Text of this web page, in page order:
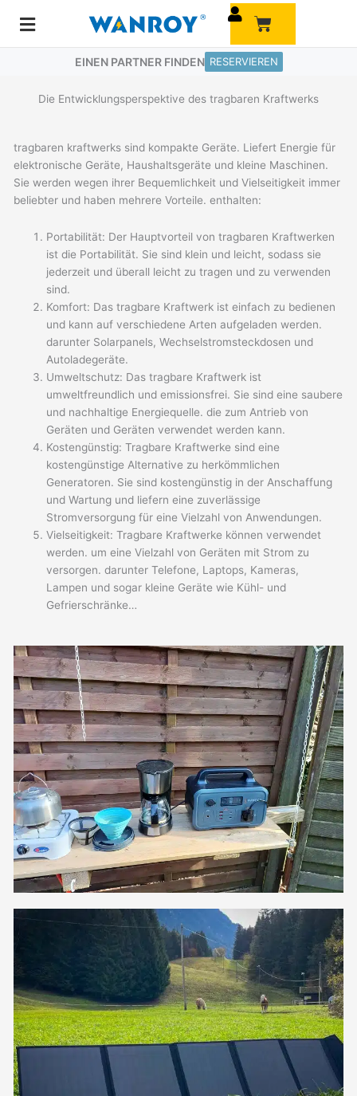
Inhalt
Warenkorb
EINEN PARTNER FINDEN RESERVIEREN
Die Entwicklungsperspektive des tragbaren Kraftwerks
tragbaren kraftwerks sind kompakte Geräte. Liefert Energie für
elektronische Geräte, Haushaltsgeräte und kleine Maschinen.
Sie werden wegen ihrer Bequemlichkeit und Vielseitigkeit immer
beliebter und haben mehrere Vorteile. enthalten:
Portabilität: Der Hauptvorteil von tragbaren Kraftwerken
ist die Portabilität. Sie sind klein und leicht, sodass sie
jederzeit und überall leicht zu tragen und zu verwenden
sind.
Komfort: Das tragbare Kraftwerk ist einfach zu bedienen
und kann auf verschiedene Arten aufgeladen werden.
darunter Solarpanels, Wechselstromsteckdosen und
Autoladegeräte.
Umweltschutz: Das tragbare Kraftwerk ist
umweltfreundlich und emissionsfrei. Sie sind eine saubere
und nachhaltige Energiequelle. die zum Antrieb von
Geräten und Geräten verwendet werden kann.
Kostengünstig: Tragbare Kraftwerke sind eine
kostengünstige Alternative zu herkömmlichen
Generatoren. Sie sind kostengünstig in der Anschaffung
und Wartung und liefern eine zuverlässige
Stromversorgung für eine Vielzahl von Anwendungen.
Vielseitigkeit: Tragbare Kraftwerke können verwendet
werden. um eine Vielzahl von Geräten mit Strom zu
versorgen. darunter Telefone, Laptops, Kameras,
Lampen und sogar kleine Geräte wie Kühl- und
Gefrierschränke…